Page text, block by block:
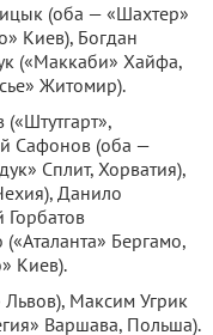
(оба — «Шахтер»
Киев), Богдан
(«Маккаби» Хайфа,
Житомир).
Сафонов (оба —
Сплит, Хорватия),
Данило
Бергамо,
Киев).
Максим Угрик
Варшава, Польша).